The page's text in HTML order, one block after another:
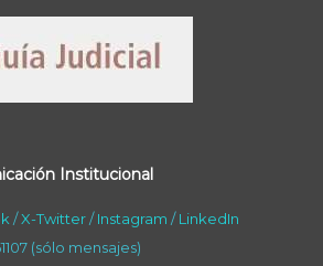
Institucional
/X-Twitter/Instagram /LinkedIn
(sólo mensajes)